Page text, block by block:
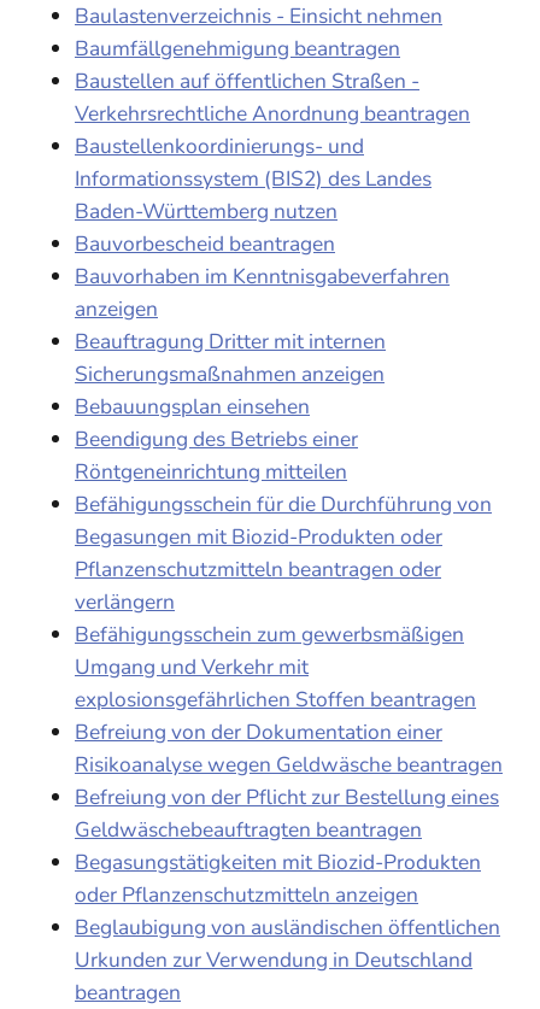
Baulastenverzeichnis - Einsicht nehmen
Baumfällgenehmigung beantragen
Baustellen auf öffentlichen Straßen -
Verkehrsrechtliche Anordnung beantragen
Baustellenkoordinierungs- und
Informationssystem (BIS2) des Landes
Baden-Württemberg nutzen
Bauvorbescheid beantragen
Bauvorhaben im Kenntnisgabeverfahren
anzeigen
Beauftragung Dritter mit internen
Sicherungsmaßnahmen anzeigen
Bebauungsplan einsehen
Beendigung des Betriebs einer
Röntgeneinrichtung mitteilen
Befähigungsschein für die Durchführung von
Begasungen mit Biozid-Produkten oder
Pflanzenschutzmitteln beantragen oder
verlängern
Befähigungsschein zum gewerbsmäßigen
Umgang und Verkehr mit
explosionsgefährlichen Stoffen beantragen
Befreiung von der Dokumentation einer
Risikoanalyse wegen Geldwäsche beantragen
Befreiung von der Pflicht zur Bestellung eines
Geldwäschebeauftragten beantragen
Begasungstätigkeiten mit Biozid-Produkten
oder Pflanzenschutzmitteln anzeigen
Beglaubigung von ausländischen öffentlichen
Urkunden zur Verwendung in Deutschland
beantragen